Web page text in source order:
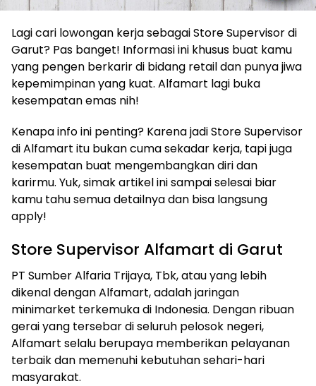
Lagi cari lowongan kerja sebagai Store Supervisor di
Garut? Pas banget! Informasi ini khusus buat kamu
yang pengen berkarir di bidang retail dan punya jiwa
kepemimpinan yang kuat. Alfamart lagi buka
kesempatan emas nih!
Kenapa info ini penting? Karena jadi Store Supervisor
di Alfamart itu bukan cuma sekadar kerja, tapi juga
kesempatan buat mengembangkan diri dan
karirmu. Yuk, simak artikel ini sampai selesai biar
kamu tahu semua detailnya dan bisa langsung
apply!
Store Supervisor Alfamart di Garut
PT Sumber Alfaria Trijaya, Tbk, atau yang lebih
dikenal dengan Alfamart, adalah jaringan
minimarket terkemuka di Indonesia. Dengan ribuan
gerai yang tersebar di seluruh pelosok negeri,
Alfamart selalu berupaya memberikan pelayanan
terbaik dan memenuhi kebutuhan sehari-hari
masyarakat.